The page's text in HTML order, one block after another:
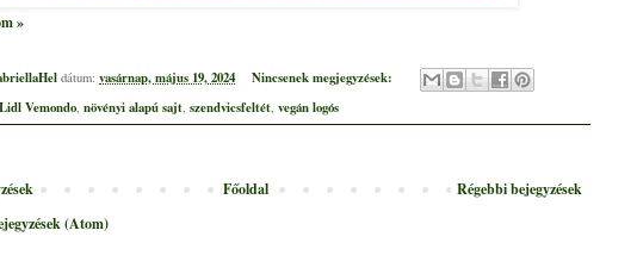
»
dátum: vasárnap, május 19, 2024 Nincsenek megjegyzések:
Lidl Vemondo, növényi alapú sajt, szendvicsfeltét, vegán logós
Régebbi bejegyzések
Főoldal
(Atom)